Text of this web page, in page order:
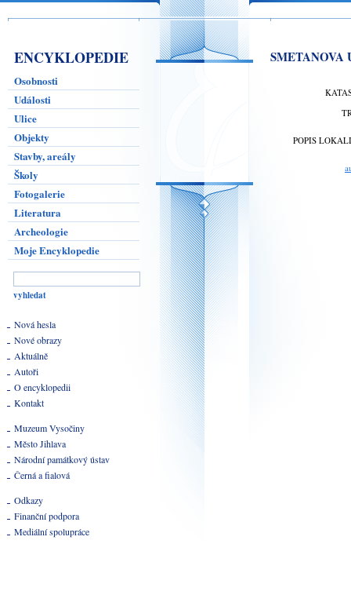
ENCYKLOPEDIE
Osobnosti
Události
Ulice
Objekty
Stavby, areály
Školy
Fotogalerie
Literatura
Archeologie
Moje Encyklopedie
Nová hesla
Nové obrazy
Aktuálně
Autoři
O encyklopedii
Kontakt
Muzeum Vysočiny
Město Jihlava
Národní památkový ústav
Černá a fialová
Odkazy
Finanční podpora
Mediální spolupráce
SMETANOVA
POPIS